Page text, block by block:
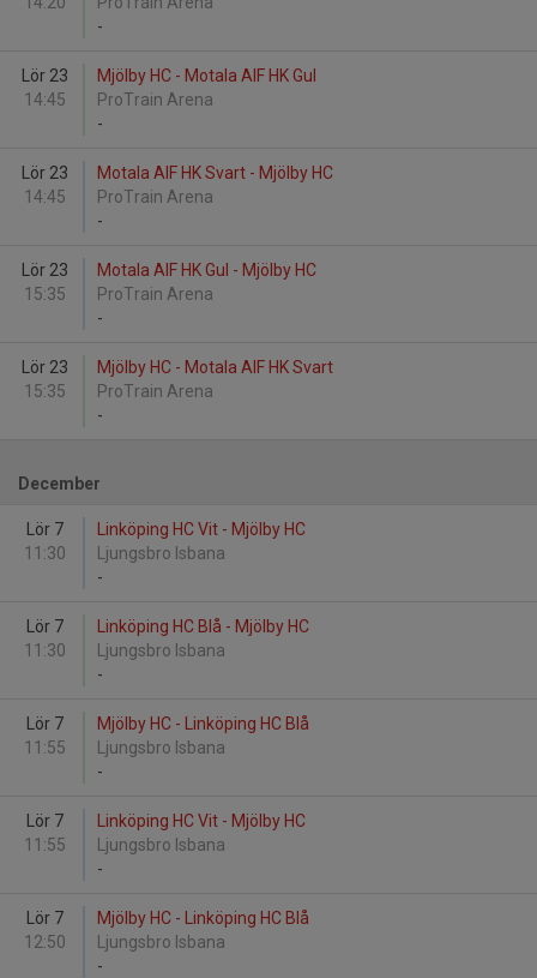
-
Lör 23
14:45
Mjölby HC - Motala AIF HK Gul
ProTrain Arena
-
Lör 23
14:45
Motala AIF HK Svart - Mjölby HC
ProTrain Arena
-
Lör 23
15:35
Motala AIF HK Gul - Mjölby HC
ProTrain Arena
-
Lör 23
15:35
Mjölby HC - Motala AIF HK Svart
ProTrain Arena
-
December
Lör 7
11:30
Linköping HC Vit - Mjölby HC
Ljungsbro Isbana
-
Lör 7
11:30
Linköping HC Blå - Mjölby HC
Ljungsbro Isbana
-
Lör 7
11:55
Mjölby HC - Linköping HC Blå
Ljungsbro Isbana
-
Lör 7
11:55
Linköping HC Vit - Mjölby HC
Ljungsbro Isbana
-
Lör 7
12:50
Mjölby HC - Linköping HC Blå
Ljungsbro Isbana
-